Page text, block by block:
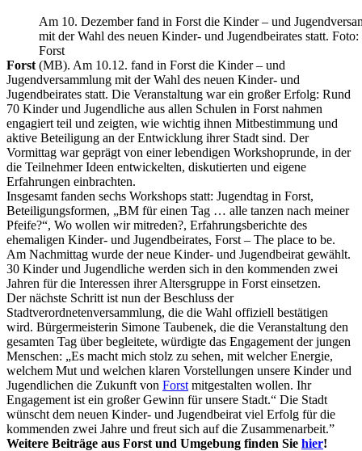
Am 10. Dezember fand in Forst die Kinder – und
mit der Wahl des neuen Kinder- und Jugendbeirates statt. Foto:
Forst
Forst (MB). Am 10.12. fand in Forst die Kinder – und
Jugendversammlung mit der Wahl des neuen Kinder- und
Jugendbeirates statt. Die Veranstaltung war ein großer Erfolg: Rund
70 Kinder und Jugendliche aus allen Schulen in Forst nahmen
engagiert teil und zeigten, wie wichtig ihnen Mitbestimmung und
aktive Beteiligung an der Entwicklung ihrer Stadt sind. Der
Vormittag war geprägt von einer lebendigen Workshoprunde, in der
die Teilnehmer Ideen entwickelten, diskutierten und eigene
Erfahrungen einbrachten.
Insgesamt fanden sechs Workshops statt: Jugendtag in Forst,
Beteiligungsformen, „BM für einen Tag … alle tanzen nach meiner
Pfeife?“, Wo wollen wir mitreden?, Erfahrungsberichte des
ehemaligen Kinder- und Jugendbeirates, Forst – The place to be.
Am Nachmittag wurde der neue Kinder- und Jugendbeirat gewählt.
30 Kinder und Jugendliche werden sich in den kommenden zwei
Jahren für die Interessen ihrer Altersgruppe in Forst einsetzen.
Der nächste Schritt ist nun der Beschluss der
Stadtverordnetenversammlung, die die Wahl offiziell bestätigen
wird. Bürgermeisterin Simone Taubenek, die die Veranstaltung den
gesamten Tag über begleitete, würdigte das Engagement der jungen
Menschen: „Es macht mich stolz zu sehen, mit welcher Energie,
welchem Mut und welchen klaren Vorstellungen unsere Kinder und
Jugendlichen die Zukunft von Forst mitgestalten wollen. Ihr
Engagement ist ein großer Gewinn für unsere Stadt.“ Die Stadt
wünscht dem neuen Kinder- und Jugendbeirat viel Erfolg für die
kommenden zwei Jahre und freut sich auf die Zusammenarbeit.”
Weitere Beiträge aus Forst und Umgebung finden Sie hier!